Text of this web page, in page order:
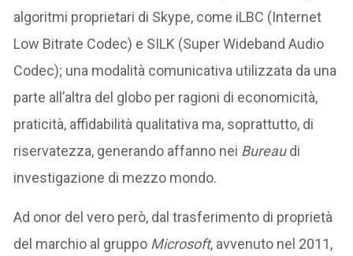
algoritmi proprietari di Skype, come iLBC (Internet
Low Bitrate Codec) e SILK (Super Wideband Audio
Codec); una modalità comunicativa utilizzata da una
parte all’altra del globo per ragioni di economicità,
praticità, affidabilità qualitativa ma, soprattutto, di
riservatezza, generando affanno nei Bureaudi
investigazione di mezzo mondo.
Ad onor del vero però, dal trasferimento di proprietà
del marchio al gruppo Microsoft, avvenuto nel 2011,